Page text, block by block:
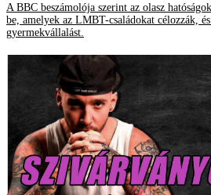
A BBC beszámolója szerint az olasz
be, amelyek az LMBT-családokat célozzák,
gyermekvállalást.